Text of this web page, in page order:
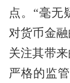
点。“毫无
对货币金
关注其带
严格的监